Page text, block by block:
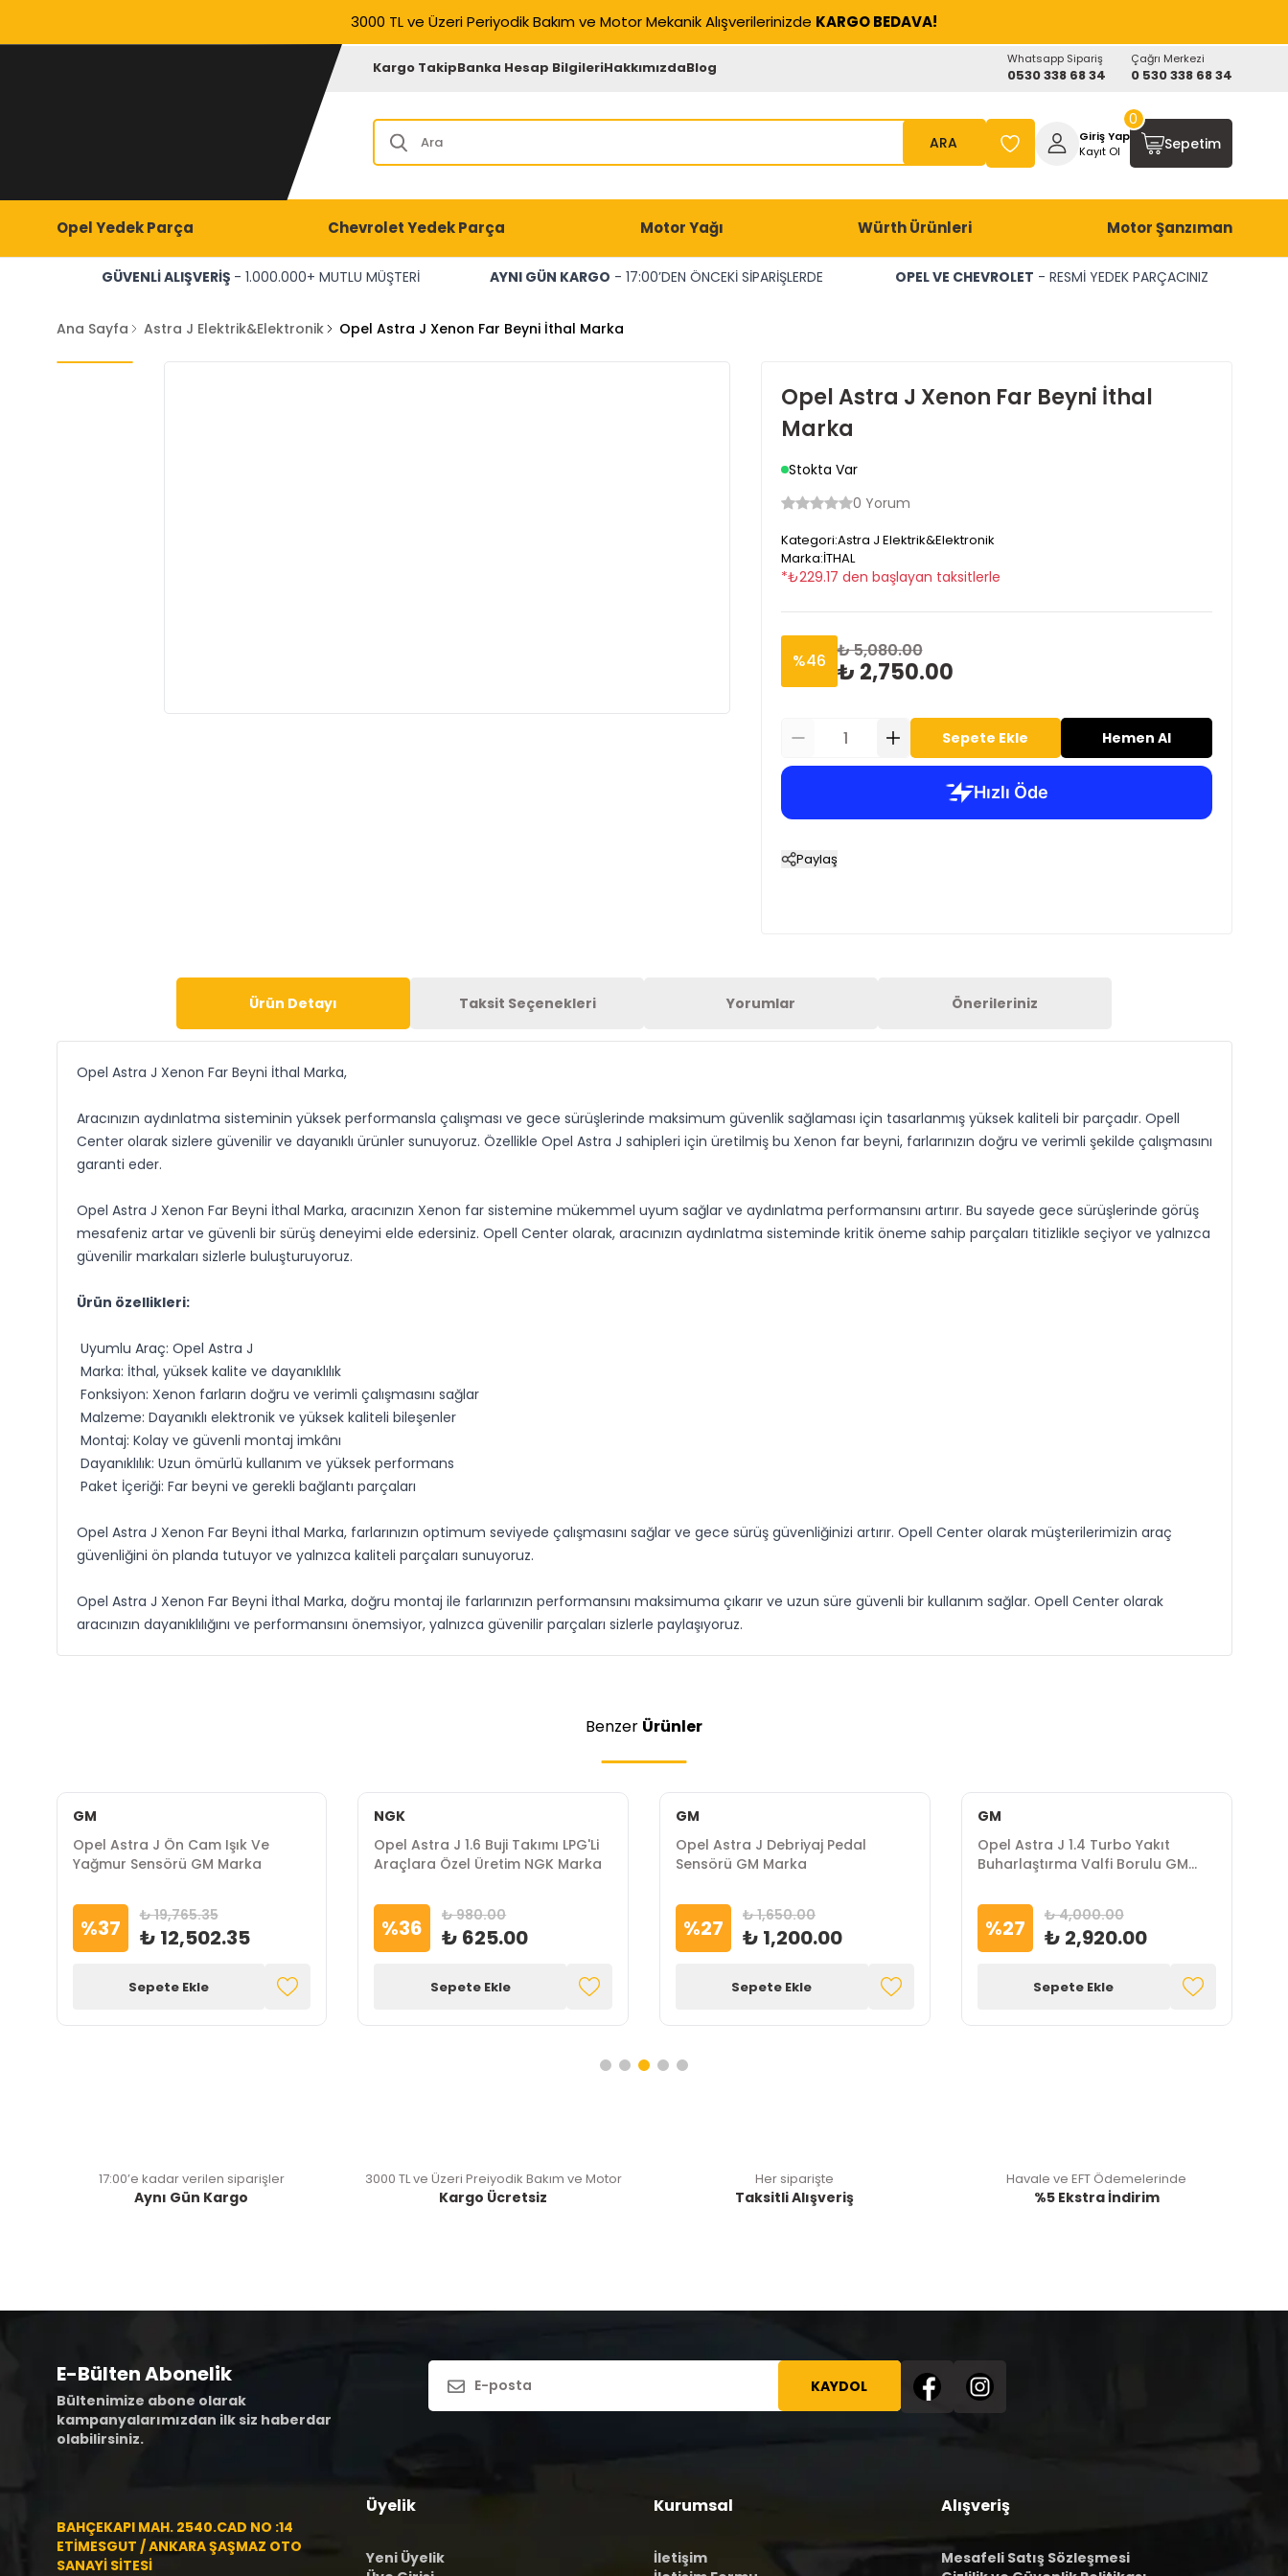
3000 TL ve Üzeri Periyodik Bakım ve Motor Mekanik Alışverilerinizde KARGO BEDAVA!
Kargo TakipBanka Hesap BilgileriHakkımızdaBlog Whatsapp Sipariş
0530 338 68 34
Çağrı Merkezi
0 530 338 68 34
ARA
Giriş Yap
Kayıt Ol
Sepetim
0
Opel Yedek Parça Chevrolet Yedek Parça Motor Yağı Würth Ürünleri Motor Şanzıman
GÜVENLİ ALIŞVERİŞ - 1.000.000+ MUTLU MÜŞTERİ AYNI GÜN KARGO - 17:00’DEN ÖNCEKİ SİPARİŞLERDE OPEL VE CHEVROLET - RESMİ YEDEK PARÇACINIZ
Ana Sayfa Astra J Elektrik&Elektronik Opel Astra J Xenon Far Beyni İthal Marka
Opel Astra J Xenon Far Beyni İthal
Marka
Stokta Var
0 Yorum
Kategori:Astra J Elektrik&Elektronik
Marka:İTHAL
*₺229.17 den başlayan taksitlerle
%46 ₺ 5,080.00
₺ 2,750.00
Sepete Ekle Hemen Al
Paylaş
Ürün Detayı Taksit Seçenekleri Yorumlar Önerileriniz
Opel Astra J Xenon Far Beyni İthal Marka,
Aracınızın aydınlatma sisteminin yüksek performansla çalışması ve gece sürüşlerinde maksimum güvenlik sağlaması için tasarlanmış yüksek kaliteli bir parçadır. Opell
Center olarak sizlere güvenilir ve dayanıklı ürünler sunuyoruz. Özellikle Opel Astra J sahipleri için üretilmiş bu Xenon far beyni, farlarınızın doğru ve verimli şekilde çalışmasını
garanti eder.
Opel Astra J Xenon Far Beyni İthal Marka, aracınızın Xenon far sistemine mükemmel uyum sağlar ve aydınlatma performansını artırır. Bu sayede gece sürüşlerinde görüş
mesafeniz artar ve güvenli bir sürüş deneyimi elde edersiniz. Opell Center olarak, aracınızın aydınlatma sisteminde kritik öneme sahip parçaları titizlikle seçiyor ve yalnızca
güvenilir markaları sizlerle buluşturuyoruz.
Ürün özellikleri:
Uyumlu Araç: Opel Astra J
Marka: İthal, yüksek kalite ve dayanıklılık
Fonksiyon: Xenon farların doğru ve verimli çalışmasını sağlar
Malzeme: Dayanıklı elektronik ve yüksek kaliteli bileşenler
Montaj: Kolay ve güvenli montaj imkânı
Dayanıklılık: Uzun ömürlü kullanım ve yüksek performans
Paket İçeriği: Far beyni ve gerekli bağlantı parçaları
Opel Astra J Xenon Far Beyni İthal Marka, farlarınızın optimum seviyede çalışmasını sağlar ve gece sürüş güvenliğinizi artırır. Opell Center olarak müşterilerimizin araç
güvenliğini ön planda tutuyor ve yalnızca kaliteli parçaları sunuyoruz.
Opel Astra J Xenon Far Beyni İthal Marka, doğru montaj ile farlarınızın performansını maksimuma çıkarır ve uzun süre güvenli bir kullanım sağlar. Opell Center olarak
aracınızın dayanıklılığını ve performansını önemsiyor, yalnızca güvenilir parçaları sizlerle paylaşıyoruz.
Benzer Ürünler
GM
Opel Astra J Ön Cam Işık Ve
Yağmur Sensörü GM Marka
%37 ₺ 19,765.35
₺ 12,502.35
Sepete Ekle
NGK
Opel Astra J 1.6 Buji Takımı LPG'Li
Araçlara Özel Üretim NGK Marka
%36 ₺ 980.00
₺ 625.00
Sepete Ekle
GM
Opel Astra J Debriyaj Pedal
Sensörü GM Marka
%27 ₺ 1,650.00
₺ 1,200.00
Sepete Ekle
GM
Opel Astra J 1.4 Turbo Yakıt
Buharlaştırma Valfi Borulu GM
%27 ₺ 4,000.00
₺ 2,920.00
Sepete Ekle
17:00’e kadar verilen siparişler
Aynı Gün Kargo
3000 TL ve Üzeri Preiyodik Bakım ve Motor
Kargo Ücretsiz
Her siparişte
Taksitli Alışveriş
Havale ve EFT Ödemelerinde
%5 Ekstra İndirim
E-Bülten Abonelik
Bültenimize abone olarak
kampanyalarımızdan ilk siz haberdar
olabilirsiniz.
KAYDOL
BAHÇEKAPI MAH. 2540.CAD NO :14
ETİMESGUT / ANKARA ŞAŞMAZ OTO
SANAYİ SİTESİ
Üyelik
Yeni Üyelik
Kurumsal
İletişim
Alışveriş
Mesafeli Satış Sözleşmesi